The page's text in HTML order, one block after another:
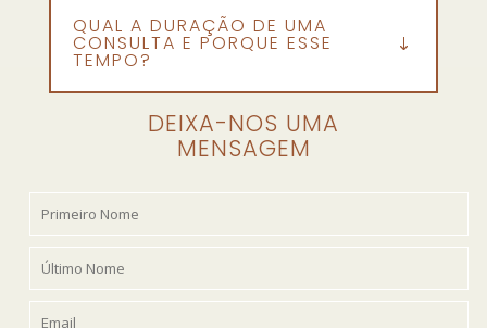
QUAL A DURAÇÃO DE UMA
CONSULTA E PORQUE ESSE
TEMPO?
DEIXA-NOS UMA
MENSAGEM